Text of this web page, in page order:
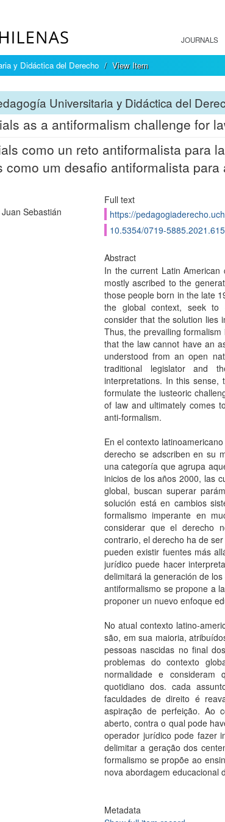
JOURNALS
y Didáctica del Derecho View Item
Universitaria y Didáctica del
as a antiformalism challenge for
como un reto antiformalista para
como um desafio antiformalista
Sebastián
Full text
https://
10.5354/0719-
Abstract
In the current Latin
mostly ascribed to the
those people born in the late
the global context, seek to
consider that the solution lies
Thus, the prevailing
that the law cannot have an
understood from an open
traditional legislator and
interpretations. In this sense,
formulate the iusteoric
of law and ultimately comes
anti-formalism.
En el contexto
derecho se adscriben en su
una categoría que agrupa
inicios de los años 2000, las
global, buscan superar
solución está en cambios
formalismo imperante en
considerar que el derecho
contrario, el derecho ha de
pueden existir fuentes más
jurídico puede hacer
delimitará la generación de
antiformalismo se propone a
proponer un nuevo enfoque
No atual contexto latino-
são, em sua maioria,
pessoas nascidas no final
problemas do contexto
normalidade e
quotidiano dos. cada
faculdades de direito é
aspiração de perfeição. Ao
aberto, contra o qual pode
operador jurídico pode fazer
delimitar a geração dos
formalismo se propõe ao
nova abordagem educacional
Metadata